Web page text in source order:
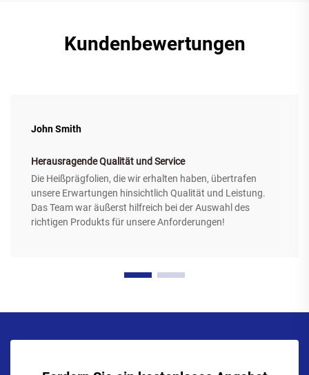
Kundenbewertungen
John Smith
Herausragende Qualität und Service
Die Heißprägfolien, die wir erhalten haben, übertrafen
unsere Erwartungen hinsichtlich Qualität und Leistung.
Das Team war äußerst hilfreich bei der Auswahl des
richtigen Produkts für unsere Anforderungen!